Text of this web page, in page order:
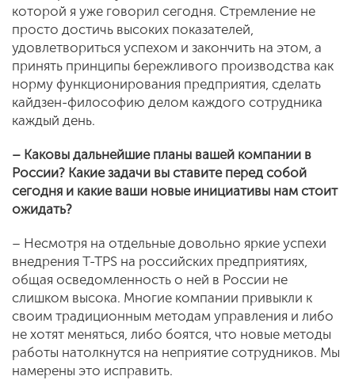
которой я уже говорил сегодня. Стремление не
просто достичь высоких показателей,
удовлетвориться успехом и закончить на этом, а
принять принципы бережливого производства как
норму функционирования предприятия, сделать
кайдзен-философию делом каждого сотрудника
каждый день.
– Каковы дальнейшие планы вашей компании в
России? Какие задачи вы ставите перед собой
сегодня и какие ваши новые инициативы нам стоит
ожидать?
– Несмотря на отдельные довольно яркие успехи
внедрения T-TPS на российских предприятиях,
общая осведомленность о ней в России не
слишком высока. Многие компании привыкли к
своим традиционным методам управления и либо
не хотят меняться, либо боятся, что новые методы
работы натолкнутся на неприятие сотрудников. Мы
намерены это исправить.